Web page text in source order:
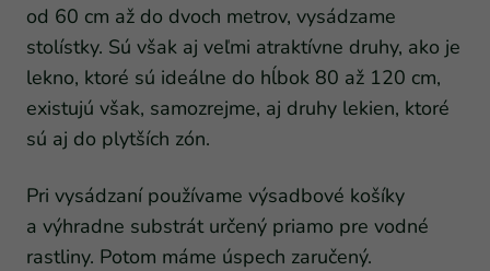
od 60 cm až do dvoch metrov, vysádzame
stolístky. Sú však aj veľmi atraktívne druhy, ako je
lekno, ktoré sú ideálne do hĺbok 80 až 120 cm,
existujú však, samozrejme, aj druhy lekien, ktoré
sú aj do plytších zón.
Pri vysádzaní používame výsadbové košíky
a výhradne substrát určený priamo pre vodné
rastliny. Potom máme úspech zaručený.